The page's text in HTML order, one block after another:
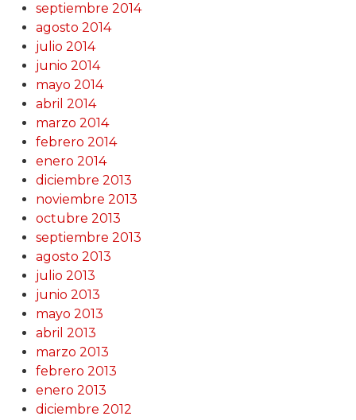
septiembre 2014
agosto 2014
julio 2014
junio 2014
mayo 2014
abril 2014
marzo 2014
febrero 2014
enero 2014
diciembre 2013
noviembre 2013
octubre 2013
septiembre 2013
agosto 2013
julio 2013
junio 2013
mayo 2013
abril 2013
marzo 2013
febrero 2013
enero 2013
diciembre 2012